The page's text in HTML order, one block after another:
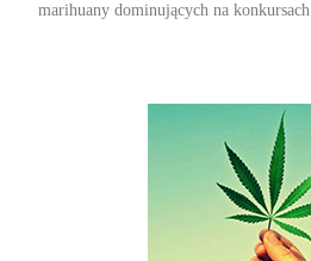
marihuany dominujących na konkursach